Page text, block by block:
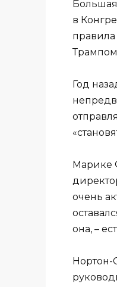
Большая
в
Год
Марике
очень
она, –
Нортон-